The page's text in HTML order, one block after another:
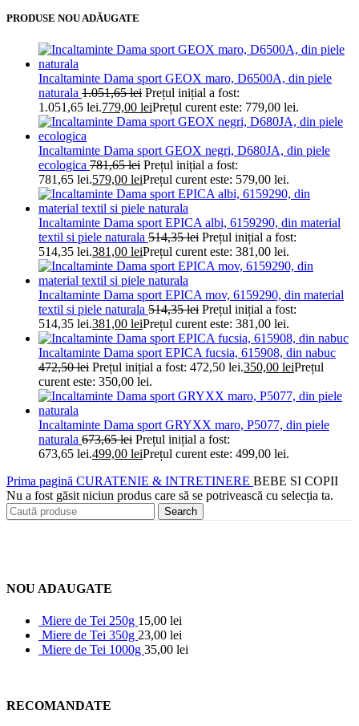
PRODUSE NOU ADĂUGATE
Incaltaminte Dama sport GEOX maro, D6500A, din piele
naturala 1.051,65lei Prețul inițial a fost:
1.051,65 lei.779,00 leiPrețul curent este: 779,00 lei.
Incaltaminte Dama sport GEOX negri, D680JA, din piele
ecologica 781,65lei Prețul inițial a fost:
781,65 lei.579,00 leiPrețul curent este: 579,00 lei.
Incaltaminte Dama sport EPICA albi, 6159290, din material
textil si piele naturala 514,35lei Prețul inițial a fost:
514,35 lei.381,00 leiPrețul curent este: 381,00 lei.
Incaltaminte Dama sport EPICA mov, 6159290, din material
textil si piele naturala 514,35lei Prețul inițial a fost:
514,35 lei.381,00 leiPrețul curent este: 381,00 lei.
Incaltaminte Dama sport EPICA fucsia, 615908, din nabuc
472,50lei Prețul inițial a fost: 472,50 lei.350,00 leiPrețul
curent este: 350,00 lei.
Incaltaminte Dama sport GRYXX maro, P5077, din piele
naturala 673,65lei Prețul inițial a fost:
673,65 lei.499,00 leiPrețul curent este: 499,00 lei.
Prima pagină CURATENIE & INTRETINERE BEBE SI COPII
Nu a fost găsit niciun produs care să se potrivească cu selecția ta.
Search
NOU ADAUGATE
Miere de Tei 250g 15,00 lei
Miere de Tei 350g 23,00 lei
Miere de Tei 1000g 35,00 lei
RECOMANDATE